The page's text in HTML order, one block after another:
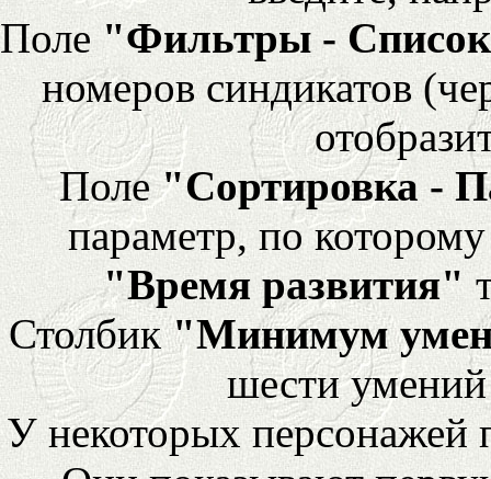
Поле "Фильтры -
номеров синдикатов
Поле"Сортировка -
параметр, по
"Время развития"
Столбик"Минимум
шести
У некоторых персонажей